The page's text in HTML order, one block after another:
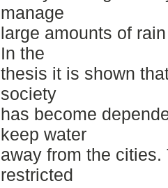
manage
large amounts of
In the
thesis it is shown
society
has become
keep water
away from the
restricted